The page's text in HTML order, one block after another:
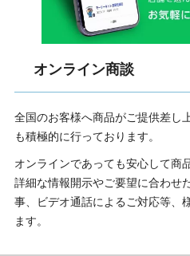
オンライン商談
全国のお客様へ商品がご提供差し
も積極的に行っております。
オンラインであっても安心して商
詳細な情報開示やご要望に合わせ
事、ビデオ通話によるご対応等、
ます。